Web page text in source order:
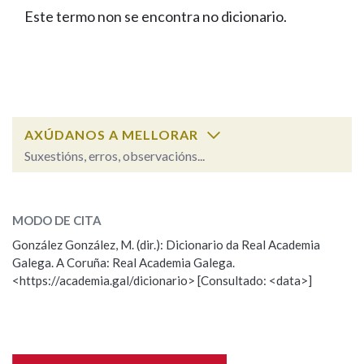
FIGURAS HOMENAXEADAS
PORTAL DAS PALABRAS
Facebook
TwitterYoutubeInstagram
Bluesky
BUSCAR NOS LEMAS
Remata por
BUSCAR NO CONTIDO
Nas definicións
Este termo non se encontra no dicionario.
AXÚDANOS A MELLORAR
Suxestións, erros, observacións...
Observación
Nome
MODO DE CITA
González González, M. (dir.): Dicionario da Real Academia
Galega. A Coruña: Real Academia Galega.
<https://academia.gal/dicionario> [Consultado: <data>]